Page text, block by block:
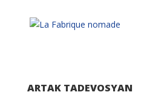
ARTAK TADEVOSYAN